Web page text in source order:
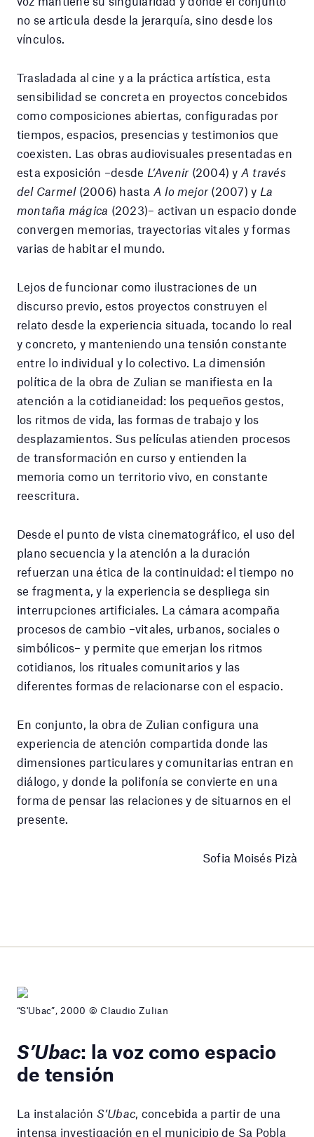
no se articula desde la jerarquía, sino desde los
vínculos.
Trasladada al cine y a la práctica artística, esta
sensibilidad se concreta en proyectos concebidos
como composiciones abiertas, configuradas por
tiempos, espacios, presencias y testimonios que
coexisten. Las obras audiovisuales presentadas en
esta exposición –desde L’Avenir(2004) y A través
del Carmel(2006) hasta A lo mejor(2007) y La
montaña mágica (2023)– activan un espacio donde
convergen memorias, trayectorias vitales y formas
varias de habitar el mundo.
Lejos de funcionar como ilustraciones de un
discurso previo, estos proyectos construyen el
relato desde la experiencia situada, tocando lo real
y concreto, y manteniendo una tensión constante
entre lo individual y lo colectivo. La dimensión
política de la obra de Zulian se manifiesta en la
atención a la cotidianeidad: los pequeños gestos,
los ritmos de vida, las formas de trabajo y los
desplazamientos. Sus películas atienden procesos
de transformación en curso y entienden la
memoria como un territorio vivo, en constante
reescritura.
Desde el punto de vista cinematográfico, el uso del
plano secuencia y la atención a la duración
refuerzan una ética de la continuidad: el tiempo no
se fragmenta, y la experiencia se despliega sin
interrupciones artificiales. La cámara acompaña
procesos de cambio –vitales, urbanos, sociales o
simbólicos– y permite que emerjan los ritmos
cotidianos, los rituales comunitarios y las
diferentes formas de relacionarse con el espacio.
En conjunto, la obra de Zulian configura una
experiencia de atención compartida donde las
dimensiones particulares y comunitarias entran en
diálogo, y donde la polifonía se convierte en una
forma de pensar las relaciones y de situarnos en el
presente.
Sofia Moisés Pizà
“S'Ubac”, 2000 © Claudio Zulian
S’Ubac: la voz como espacio
de tensión
La instalación S’Ubac , concebida a partir de una
intensa investigación en el municipio de Sa Pobla